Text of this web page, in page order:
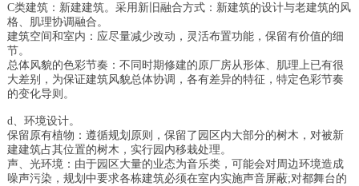
C类建筑：新建建筑。采用新旧融合方式：新建筑的设计与老建筑的风
格、肌理协调融合。
建筑空间和室内：应尽量减少改动，灵活布置功能，保留有价值的细
节。
总体风貌的色彩节奏：不同时期修建的原厂房从形体、肌理上已有很
大差别，为保证建筑风貌总体协调，各有差异的特征，特定色彩节奏
的变化导则。
d、环境设计。
保留原有植物：遵循规划原则，保留了园区内大部分的树木，对被新
建建筑占其位置的树木，实行园内移栽处理。
声、光环境：由于园区大量的业态为音乐类，可能会对周边环境造成
噪声污染，规划中要求各栋建筑必须在室内实施声音屏蔽;对都舞台的